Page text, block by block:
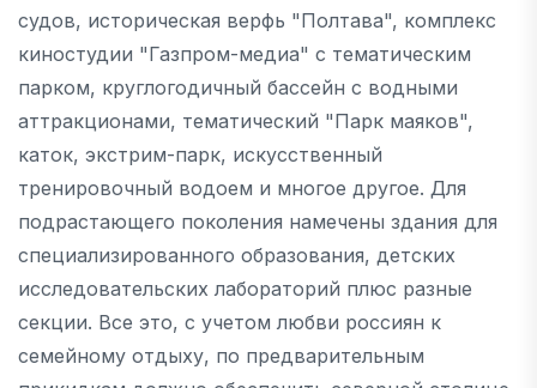
судов, историческая верфь "Полтава", комплекс
киностудии "Газпром-медиа" с тематическим
парком, круглогодичный бассейн с водными
аттракционами, тематический "Парк маяков",
каток, экстрим-парк, искусственный
тренировочный водоем и многое другое. Для
подрастающего поколения намечены здания для
специализированного образования, детских
исследовательских лабораторий плюс разные
секции. Все это, с учетом любви россиян к
семейному отдыху, по предварительным